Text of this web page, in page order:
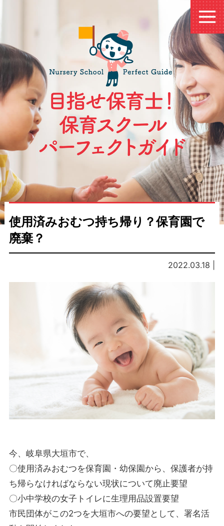
使用済みおむつ持ち帰り？保育園で
廃棄？
2022.03.18 |
今、岐阜県大垣市で、
〇使用済みおむつを保育園・幼保園から、保護者が持
ち帰らなければならない現状について廃止要望
〇小中学校の女子トイレに生理用品設置要望
市民団体がこの2つを大垣市への要望として、署名活